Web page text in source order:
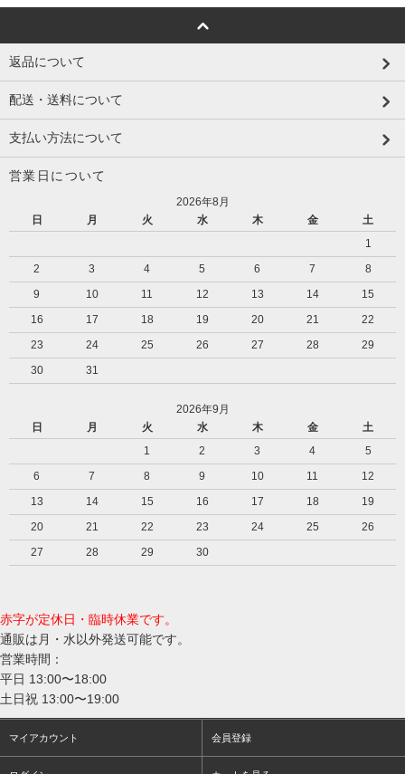
返品について
配送・送料について
支払い方法について
営業日について
2026年8月
日
月 火 水 木 金
土
1
2
3 4 5 6 7
8
9
10 11 12 13 14
15
16
17 18 19 20 21
22
23
24 25 26 27 28
29
30
31
2026年9月
日
月 火 水 木 金
土
1
2 3 4
5
6
7 8 9 10 11
12
13
14 15 16 17 18
19
20
21 22 23 24 25
26
27
28 29 30
赤字が定休日・臨時休業です。
通販は月・水以外発送可能です。
営業時間：
平日 13:00〜18:00
土日祝 13:00〜19:00
マイアカウント 会員登録